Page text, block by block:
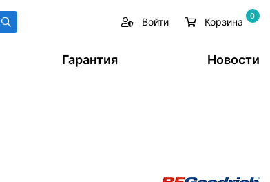
Войти Корзина 0
Гарантия Новости